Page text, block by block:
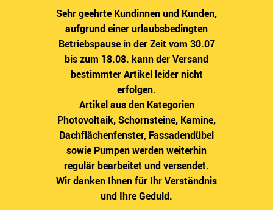
Sehr geehrte Kundinnen und Kunden,
aufgrund einer urlaubsbedingten
Betriebspause in der Zeit vom 30.07
bis zum 18.08. kann der Versand
bestimmter Artikel leider nicht
erfolgen.
Artikel aus den Kategorien
Photovoltaik, Schornsteine, Kamine,
Dachflächenfenster, Fassadendübel
sowie Pumpen werden weiterhin
regulär bearbeitet und versendet.
Wir danken Ihnen für Ihr Verständnis
und Ihre Geduld.